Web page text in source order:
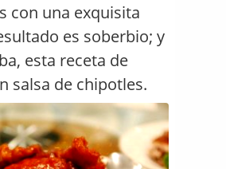
con una exquisita
es soberbio; y
esta receta de
salsa de chipotles.